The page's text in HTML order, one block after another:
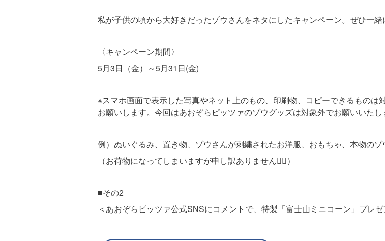
私が子供の頃から大好きだったゾウさんをネタにしたキャンペーン。ぜひ一
〈キャンペーン期間〉
5月3日（金）～5月31日(金)
※スマホ画面で表示した写真やネット上のもの、印刷物、コピーできるもの
お願いします。今回はあおぞらピッツァのゾウグッズは対象外でお願いいたし
例）ぬいぐるみ、置き物、ゾウさんが刺繍されたお洋服、おもちゃ、本物の
（お荷物になってしまいますが申し訳ありません🙇‍♀️）
■その2
＜あおぞらピッツァ公式SNSにコメントで、特製「富士山ミニコーン」プレ